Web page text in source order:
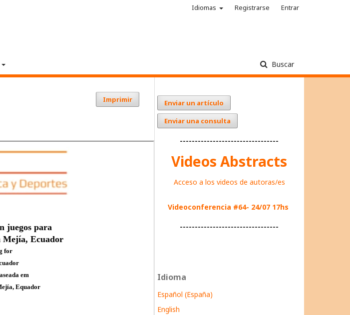
Buscar
Idiomas Registrarse Entrar
Imprimir
Enviar un artículo
Enviar una consulta
---------------------------------
Videos Abstracts
Acceso a los videos de autoras/es
Videoconferencia #64- 24/07 17hs
---------------------------------
Idioma
Español (España)
English